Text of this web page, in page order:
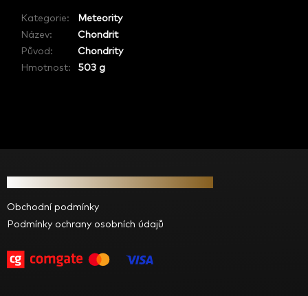
Kategorie:
Meteority
Název:
Chondrit
Původ :
Chondrity
Hmotnost: 503 g
p
Obchodní podmínky
Podmínky ochrany osobních údajů